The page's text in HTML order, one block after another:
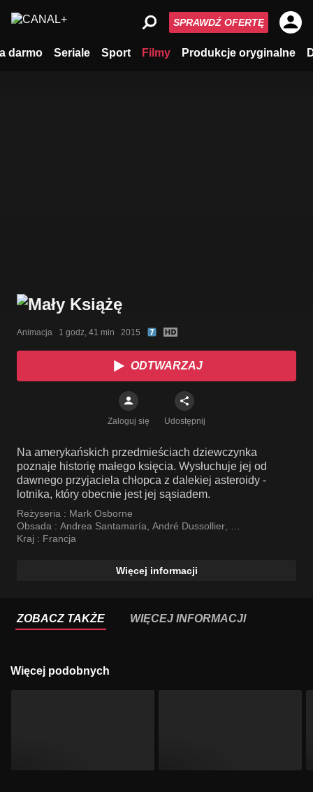
darmo Seriale Sport Filmy Produkcje oryginalne
SPRAWDŹ OFERTĘ
Animacja   1 godz, 41 min   2015
ODTWARZAJ
Zaloguj się Udostępnij
Na amerykańskich przedmieściach dziewczynka
poznaje historię małego księcia. Wysłuchuje jej od
dawnego przyjaciela chłopca z dalekiej asteroidy -
lotnika, który obecnie jest jej sąsiadem.
Reżyseria : Mark Osborne
Obsada : Andrea Santamaría André Dussollier
Clara Poincaré
Kraj : Francja
Więcej informacji
ZOBACZ TAKŻE WIĘCEJ INFORMACJI
Więcej podobnych